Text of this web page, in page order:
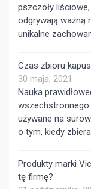
pszczoły
odgrywają ważną
unikalne
Czas zbioru
30 maja, 2021
Nauka
używane na
o tym, kiedy
Produkty marki
tę firmę?